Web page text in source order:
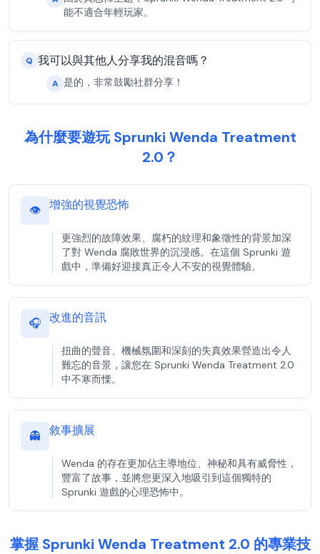
能不適合年輕玩家。
Q 我可以與其他人分享我的混音嗎？
A 是的，非常鼓勵社群分享！
為什麼要遊玩 Sprunki Wenda Treatment
2.0？
👁️ 增強的視覺恐怖
更強烈的故障效果、腐朽的紋理和象徵性的背景加深
了對 Wenda 腐敗世界的沉浸感。在這個 Sprunki 遊
戲中，準備好迎接真正令人不安的視覺體驗。
🎧 改進的音訊
扭曲的聲音、機械氛圍和深刻的失真效果營造出令人
難忘的音景，讓您在 Sprunki Wenda Treatment 2.0
中不寒而慄。
👻 敘事擴展
Wenda 的存在更加佔主導地位、神秘和具有威脅性，
豐富了故事，並將您更深入地吸引到這個獨特的
Sprunki 遊戲的心理恐怖中。
掌握 Sprunki Wenda Treatment 2.0 的專業技